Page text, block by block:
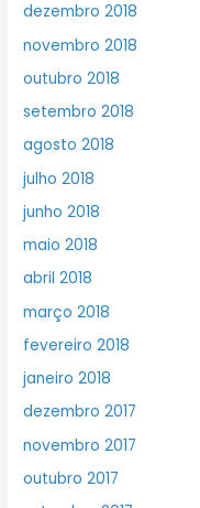
dezembro 2018
novembro 2018
outubro 2018
setembro 2018
agosto 2018
julho 2018
junho 2018
maio 2018
abril 2018
março 2018
fevereiro 2018
janeiro 2018
dezembro 2017
novembro 2017
outubro 2017